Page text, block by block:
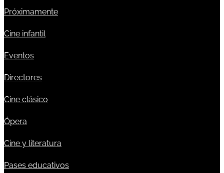
Próximamente
Cine infantil
Eventos
Directores
Cine clásico
Ópera
Cine y literatura
Pases educativos